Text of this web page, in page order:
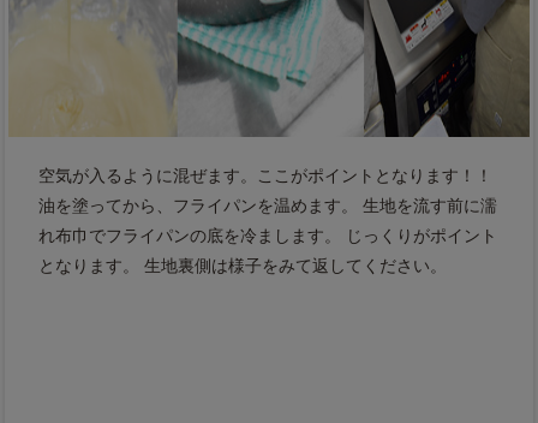
空気が入るように混ぜます。ここがポイントとなります！！
油を塗ってから、フライパンを温めます。 生地を流す前に濡
れ布巾でフライパンの底を冷まします。 じっくりがポイント
となります。 生地裏側は様子をみて返してください。